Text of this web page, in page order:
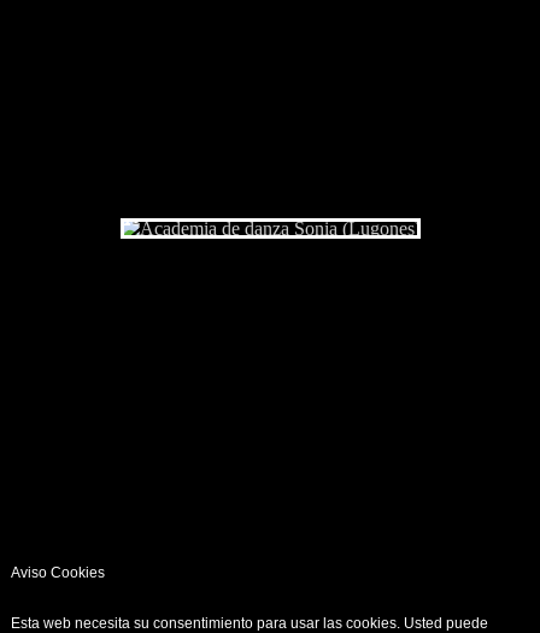
Aviso Cookies
Esta web necesita su consentimiento para usar las cookies. Usted puede